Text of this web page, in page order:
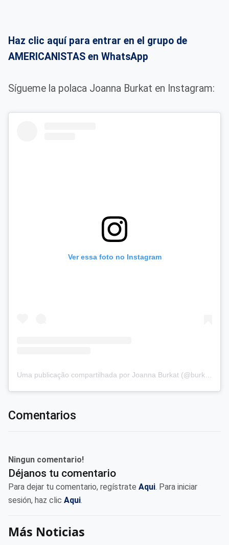
Haz clic aquí para entrar en el grupo de
AMERICANISTAS en WhatsApp
Sígueme la polaca Joanna Burkat en Instagram:
Ver essa foto no Instagram
Comentarios
Ningun comentario!
Déjanos tu comentario
Para dejar tu comentario, regístrate Aqui. Para iniciar
sesión, haz clic Aqui.
Más Noticias